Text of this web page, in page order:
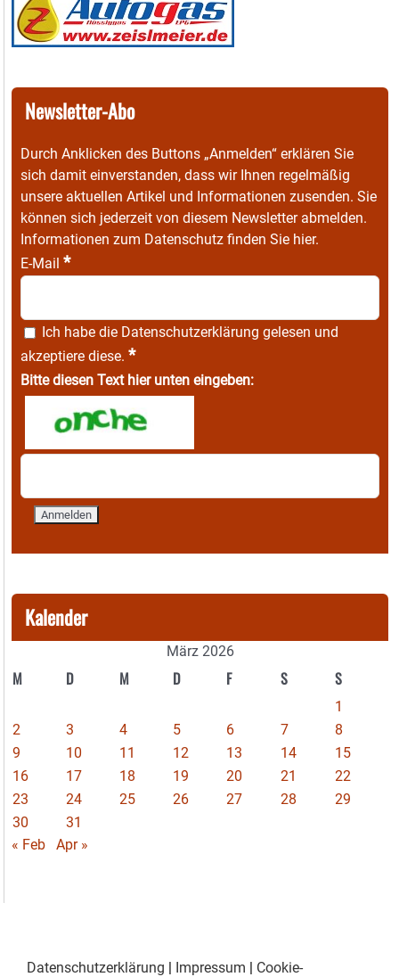
Newsletter-Abo
Durch Anklicken des Buttons „Anmelden“ erklären Sie
sich damit einverstanden, dass wir Ihnen regelmäßig
unsere aktuellen Artikel und Informationen zusenden. Sie
können sich jederzeit von diesem Newsletter abmelden.
Informationen zum Datenschutz finden Sie hier.
E-Mail *
Ich habe die Datenschutzerklärung gelesen und
akzeptiere diese. *
Bitte diesen Text hier unten eingeben:
Kalender
März 2026
M D M D F S S
1
2
3 4 5 6 7
8
9
10 11 12 13 14
15
16
17 18 19 20 21
22
23
24 25 26 27 28
29
30
31
« Feb
Apr »
Datenschutzerklärung | Impressum | Cookie-